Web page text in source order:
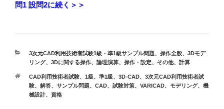
問1 設問2に続く＞＞
カ
テ
リ
ー
3次元CAD利用技術者試験1級・準1級サンプル問題、 操作全般、 3Dモデ
リング、 3Dに関する操作、 論理演算、 操作・設定、 その他、 計算
タ
グ
CAD利用技術者試験、 1級、 準1級、 3D-CAD、 3次元CAD利用技術者試
験、 解答、 サンプル問題、 CAD、 試験対策、 VARICAD、 モデリング、 機
械設計、 資格